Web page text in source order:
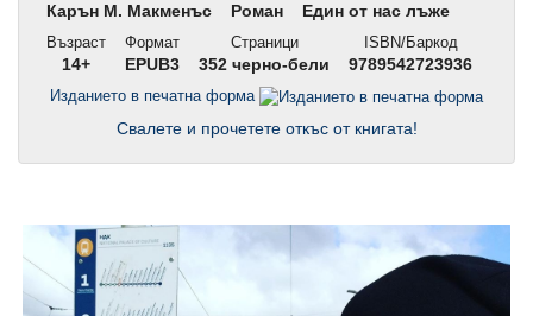
Карън М. Макменъс
Роман
Един от нас лъже
Възраст
14+
Формат
EPUB3
Страници
352 черно-бели
ISBN/Баркод
9789542723936
Изданието в печатна форма
Свалете и прочетете откъс от книгата!